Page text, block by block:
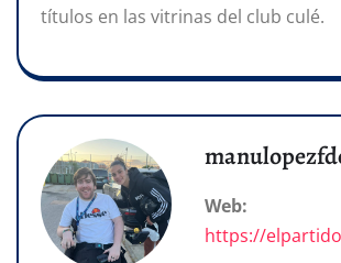
títulos en las vitrinas del club culé.
Web:
https://